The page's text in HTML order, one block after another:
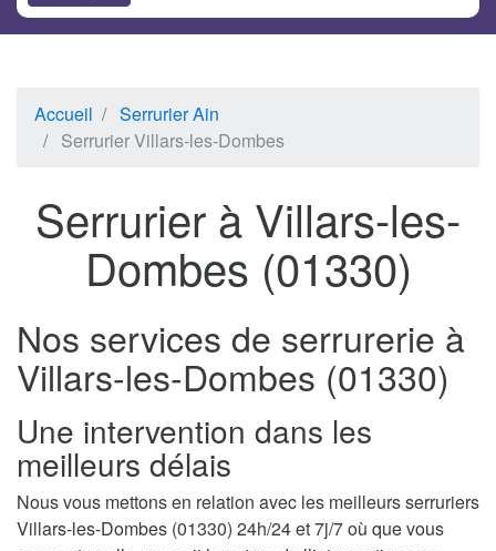
Accueil
Serrurier Ain
Serrurier Villars-les-Dombes
Serrurier à Villars-les-
Dombes (01330)
Nos services de serrurerie à
Villars-les-Dombes (01330)
Une intervention dans les
meilleurs délais
Nous vous mettons en relation avec les meilleurs serruriers
Villars-les-Dombes (01330) 24h/24 et 7j/7 où que vous